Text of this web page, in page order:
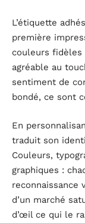
L’étiquette
première
couleurs fidèles
agréable au
sentiment de
bondé, ce sont
En
traduit son
Couleurs,
graphiques :
reconnaissance
d’un marché
d’œil ce qui le